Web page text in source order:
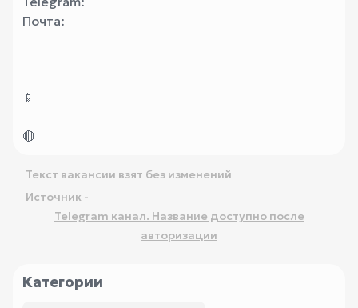
Почта:
📱
🔴
Текст вакансии взят без изменений
Источник -
Telegram канал. Название доступно после
авторизации
Категории